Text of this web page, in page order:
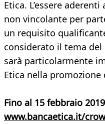
Etica. L’essere
non vincolante per
un requisito
considerato il tema del
sarà particolarmente
Etica nella promozione
Fino al 15 febbraio
www.bancaetica.it/